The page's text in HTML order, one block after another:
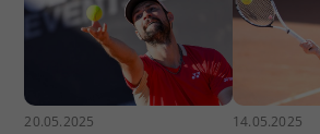
20.05.2025 14.05.2025